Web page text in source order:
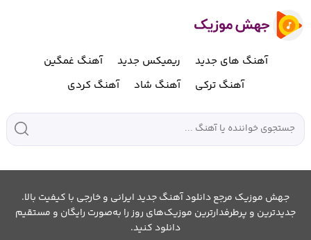
آهنگ های جدید ریمیکس جدید
آهنگ غمگین
آهنگ ترکی
آهنگ شاد آهنگ کردی
جهش موزیک مرجع دانلود آهنگ جدید ایرانی و خارجی با کیفیت بالا.
جدیدترین و پرطرفدارترین موزیک‌های روز را به‌صورت رایگان و مستقیم
دانلود کنید.